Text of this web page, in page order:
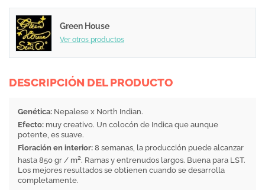
Green House
Ver otros productos
DESCRIPCIÓN DEL PRODUCTO
Genética: Nepalese x North Indian.
Efecto: muy creativo. Un colocón de Indica que aunque
potente, es suave.
Floración en interior: 8 semanas, la producción puede alcanzar
hasta 850 gr / m2. Ramas y entrenudos largos. Buena para LST.
Los mejores resultados se obtienen cuando se desarrolla
completamente.